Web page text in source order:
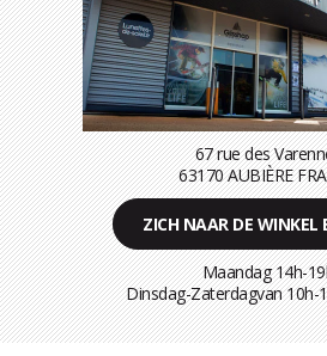
67 rue des
63170 AUBIÈRE
ZICH NAAR DE WINKEL
Maandag 14h-
Dinsdag-Zaterdagvan 10h-